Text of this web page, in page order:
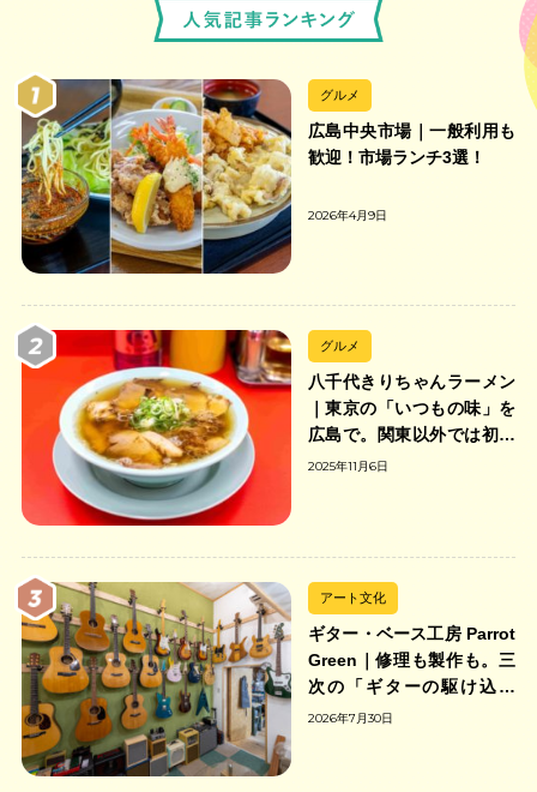
グルメ
広島中央市場｜一般利用も
歓迎！市場ランチ3選！
2026年4月9日
グルメ
八千代きりちゃんラーメン
｜東京の「いつもの味」を
広島で。関東以外では初の
「ちゃんのれん組合」加盟
2025年11月6日
アート文化
ギター・ベース工房 Parrot
Green｜修理も製作も。三
次の「ギターの駆け込み
寺」
2026年7月30日